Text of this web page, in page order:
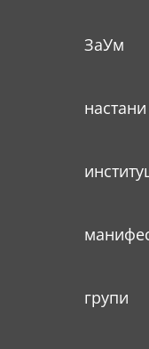
ЗаУм
настани
групи